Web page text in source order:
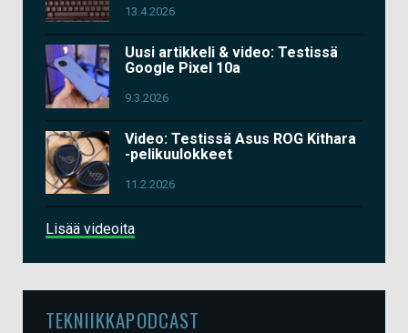
13.4.2026
Uusi artikkeli & video: Testissä
Google Pixel 10a
9.3.2026
Video: Testissä Asus ROG Kithara
-pelikuulokkeet
11.2.2026
Lisää videoita
TEKNIIKKAPODCAST